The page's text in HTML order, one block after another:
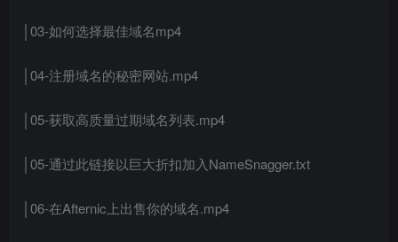
│03-如何选择最佳域名mp4
│04-注册域名的秘密网站.mp4
│05-获取高质量过期域名列表.mp4
│05-通过此链接以巨大折扣加入NameSnagger.txt
│06-在Afternic上出售你的域名.mp4